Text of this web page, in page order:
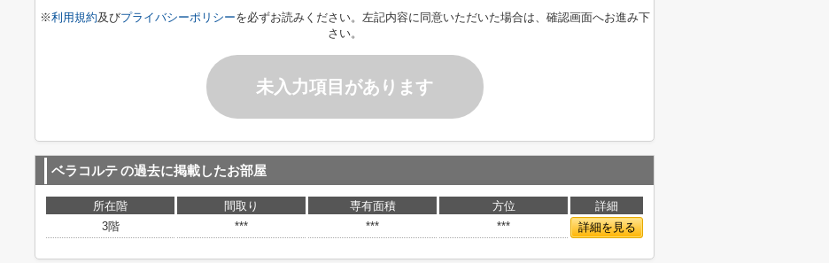
※利用規約及びプライバシーポリシーを必ずお読みください。左記内容に同意いただいた場合は、確認画面へお進み下
さい。
未入力項目があります
ベラコルテの過去に掲載したお部屋
所在階 間取り 専有面積 方位
詳細
3階
*** *** *** 詳細を見る